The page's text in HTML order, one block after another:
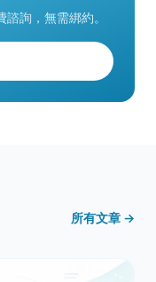
詢，無需綁約。
所有文章 →